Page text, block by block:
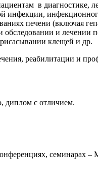
в диагностике,
инфекции,
печени (включая
и лечении
клещей и др.
реабилитации и
диплом с отличием.
семинарах